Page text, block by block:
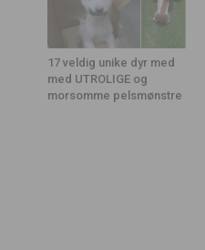
17 veldig unike dyr med
med UTROLIGE og
morsomme pelsmønstre